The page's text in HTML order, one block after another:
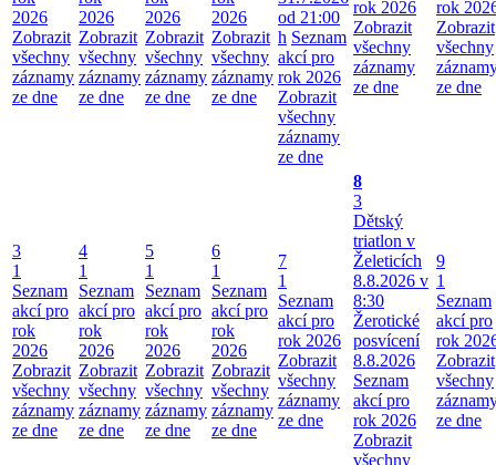
2026
Zobrazit
všechny
záznamy
ze dne
2026
Zobrazit
všechny
záznamy
ze dne
2026
Zobrazit
všechny
záznamy
ze dne
2026
Zobrazit
všechny
záznamy
ze dne
od 21:00
h Seznam
akcí pro
rok 2026
Zobrazit
všechny
záznamy
ze dne
rok 2026
Zobrazit
všechny
záznamy
ze dne
rok
Zobrazit
všechny
ze dne
3
1
Seznam
akcí pro
rok
2026
Zobrazit
všechny
záznamy
ze dne
4
1
Seznam
akcí pro
rok
2026
Zobrazit
všechny
záznamy
ze dne
5
1
Seznam
akcí pro
rok
2026
Zobrazit
všechny
záznamy
ze dne
6
1
Seznam
akcí pro
rok
2026
Zobrazit
všechny
záznamy
ze dne
7
1
Seznam
akcí pro
rok 2026
Zobrazit
všechny
záznamy
ze dne
8
3
Dětský
triatlon v
Želeticích
8.8.2026 v
8:30
Žerotické
posvícení
8.8.2026
Seznam
akcí pro
rok 2026
Zobrazit
všechny
9
1
Seznam
akcí pro
rok
Zobrazit
všechny
ze dne